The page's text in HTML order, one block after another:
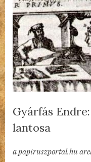
Gyárfás
lantosa
on
a papiruszportal.hu